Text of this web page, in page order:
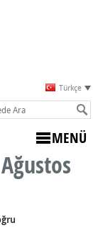
Türkçe
MENÜ